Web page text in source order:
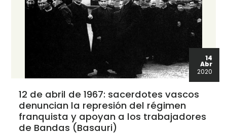
14
Abr
2020
12 de abril de 1967: sacerdotes vascos
denuncian la represión del régimen
franquista y apoyan a los trabajadores
de Bandas (Basauri)